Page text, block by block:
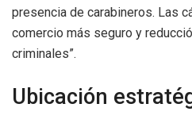
presencia de carabineros. Las
comercio más seguro y
criminales”.
Ubicación